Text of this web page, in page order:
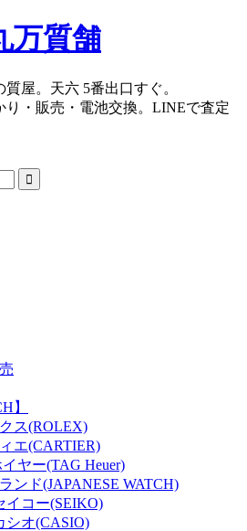
屋。天六 5番出口すぐ。
り・販売・電池交換。LINEで査定
】
ス(ROLEX)
エ(CARTIER)
ヤー(TAG Heuer)
ンド(JAPANESE WATCH)
イコー(SEIKO)
シオ(CASIO)